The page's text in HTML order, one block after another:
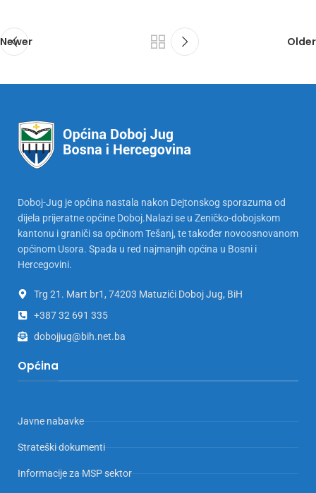
Newer Older
Doboj-Jug je općina nastala nakon Dejtonskog sporazuma od
dijela prijeratne općine Doboj.Nalazi se u Zeničko-dobojskom
kantonu i graniči sa općinom Tešanj, te također novoosnovanom
općinom Usora. Spada u red najmanjih općina u Bosni i
Hercegovini.
Trg 21. Mart br1, 74203 Matuzići Doboj Jug, BiH
+387 32 691 335
dobojjug@bih.net.ba
Općina
Javne nabavke
Strateški dokumenti
Informacije za MSP sektor